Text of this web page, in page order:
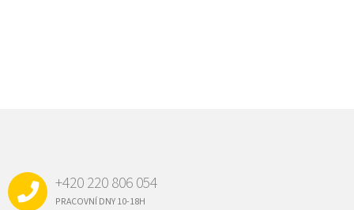
+420 220 806 054
PRACOVNÍ DNY 10-18H